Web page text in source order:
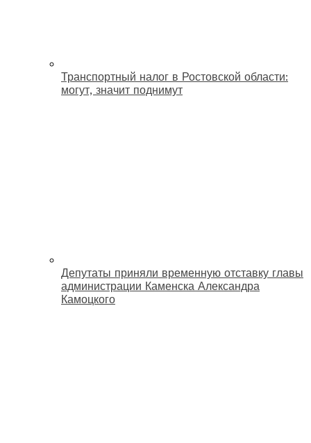
Транспортный налог в Ростовской области:
могут, значит поднимут
Депутаты приняли временную отставку главы
администрации Каменска Александра
Камоцкого